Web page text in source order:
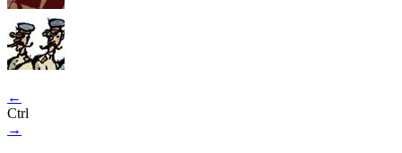
←
Ctrl
→